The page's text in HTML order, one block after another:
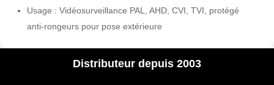
Usage : Vidéosurveillance PAL, AHD, CVI, TVI, protégé
anti-rongeurs pour pose extérieure
Distributeur depuis 2003